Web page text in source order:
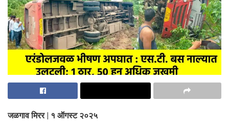
जळगाव मिरर | १ ऑगस्ट २०२५